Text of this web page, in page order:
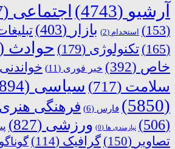
آرشیو (4743) اجتماعی (2727)
(153)
استخدام (2) بازار (403)
(165)
تکنولوژی (179) حوادث
خاص (392) خبر فوری (11) خواندنی
سلامت (717) سیاسی (1894)
(5850)
فارس (6) فرهنگی هنری
(506)
نیازمندی ها (0) ورزشی (827)
تصاویر (150) گرافیک (114)